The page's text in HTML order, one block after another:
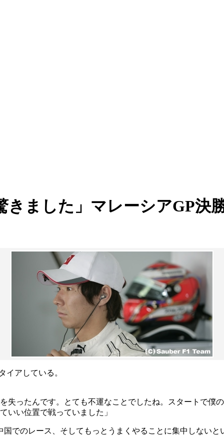
ました」マレーシアGP決
イアしている。
失ったんです。とても不運なことでしたね。スタートで僕
いい位置で戦っていました」
でのレース、そしてもっとうまくやることに集中しないと